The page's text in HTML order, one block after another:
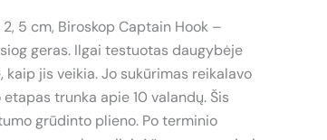
5 cm, Biroskop Captain Hook –
geras. Ilgai testuotas daugybėje
jis veikia. Jo sukūrimas reikalavo
trunka apie 10 valandų. Šis
grūdinto plieno. Po terminio